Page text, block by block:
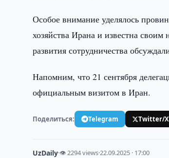
Особое внимание уделялось
хозяйства Ирана и известна
развития сотрудничества
Напомним, что 21 сентября
официальным визитом в Иран.
Поделиться: Telegram Twitter/X
UzDaily·👁 2294 views·22.09.2025 · 17:00